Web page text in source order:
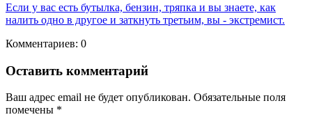
Если у вас есть бутылка, бензин, тряпка и вы знаете, как
налить одно в другое и заткнуть третьим, вы - экстремист.
Комментариев: 0
Оставить комментарий
Ваш адрес email не будет опубликован. Обязательные поля
помечены *